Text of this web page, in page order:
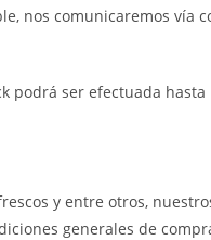
nos comunicaremos
ser efectuada
y entre otros,
generales de